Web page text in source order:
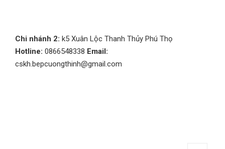
Chi nhánh 2: k5 Xuân Lộc Thanh Thủy Phú Thọ
Hotline: 0866548338 Email:
cskh.bepcuongthinh@gmail.com